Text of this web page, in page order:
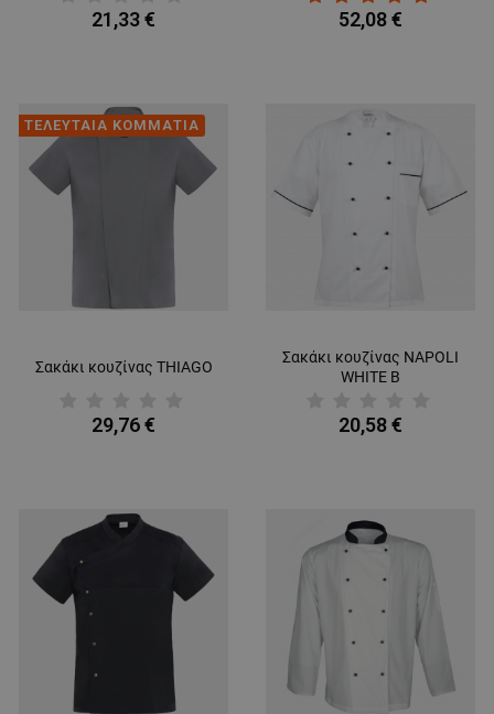
21,33 € 52,08 €
ΤΕΛΕΥΤΑΙΑ ΚΟΜΜΑΤΙΑ
Σακάκι κουζίνας THIAGO
29,76 €
Σακάκι κουζίνας NAPOLI
WHITE B
20,58 €